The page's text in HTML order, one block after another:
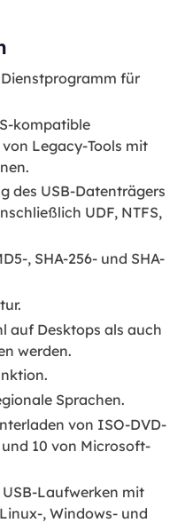
Dienstprogramm für
kompatible
Legacy-Tools mit
des USB-Datenträgers
UDF, NTFS,
, SHA-256- und SHA-
auf Desktops als auch
werden.
Sprachen.
von ISO-DVD-
10 von Microsoft-
Laufwerken mit
, Windows- und